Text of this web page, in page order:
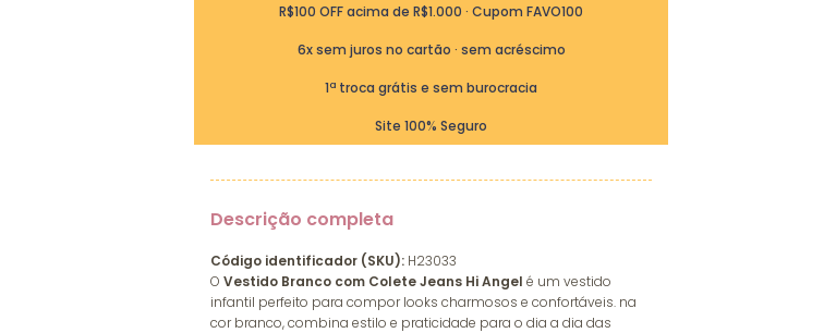
R$100 OFF acima de R$1.000 · Cupom FAVO100
6x sem juros no cartão · sem acréscimo
1ª troca grátis e sem burocracia
Site 100% Seguro
Descrição completa
Código identificador (SKU): H23033
O Vestido Branco com Colete Jeans Hi Angel é um vestido
infantil perfeito para compor looks charmosos e confortáveis. na
cor branco, combina estilo e praticidade para o dia a dia das